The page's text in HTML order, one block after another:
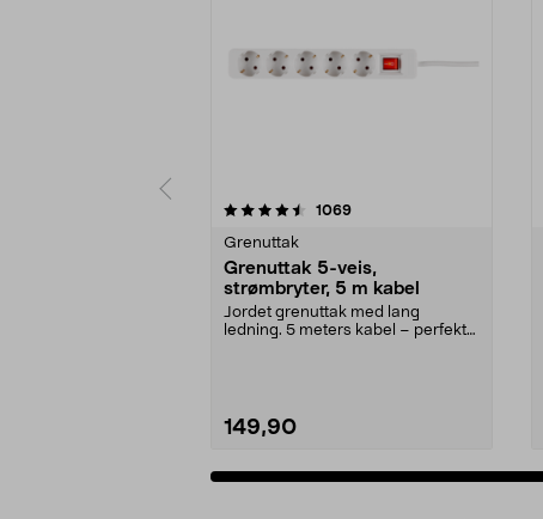
1069anmeldelser
Grenuttak
Grenuttak 5-veis,
strømbryter, 5 m kabel
Jordet grenuttak med lang
ledning. 5 meters kabel – perfekt
149,90
4.5 av 5 stjerner